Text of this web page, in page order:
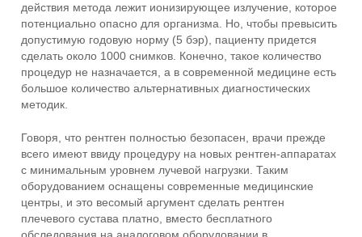
действия метода лежит ионизирующее излучение, которое
потенциально опасно для организма. Но, чтобы превысить
допустимую годовую норму (5 бэр), пациенту придется
сделать около 1000 снимков. Конечно, такое количество
процедур не назначается, а в современной медицине есть
большое количество альтернативных диагностических
методик.
Говоря, что рентген полностью безопасен, врачи прежде
всего имеют ввиду процедуру на новых рентген-аппаратах
с минимальным уровнем лучевой нагрузки. Таким
оборудованием оснащены современные медицинские
центры, и это весомый аргумент сделать рентген
плечевого сустава платно, вместо бесплатного